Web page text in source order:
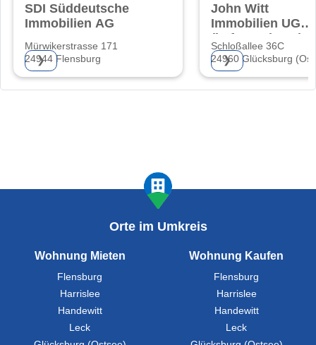
SDI Süddeutsche
Immobilien AG
Mürwikerstrasse 171
24944 Flensburg
❯
John Witt
Immobilien UG
Schloßallee 36C
24960 Glücksburg
❯
Orte im Umkreis
Wohnung Mieten
Flensburg
Harrislee
Handewitt
Leck
Wohnung Kaufen
Flensburg
Harrislee
Handewitt
Leck